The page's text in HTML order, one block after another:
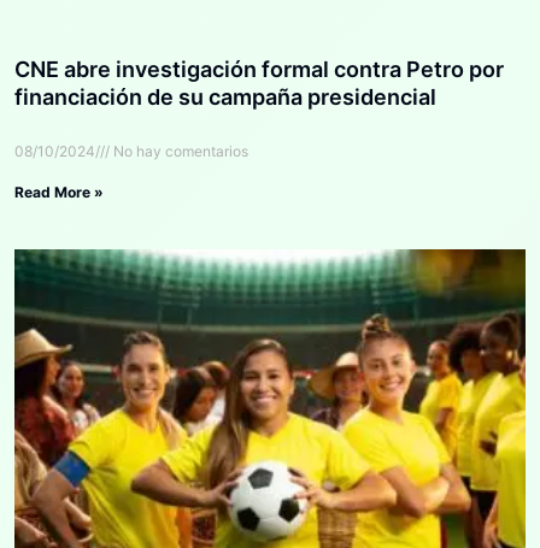
CNE abre investigación formal contra Petro por
financiación de su campaña presidencial
08/10/2024 No hay comentarios
Read More »